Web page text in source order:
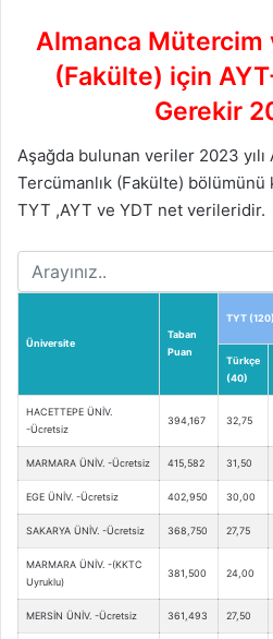
Almanca Mütercim
(Fakülte) için
Gerekir
Aşağda bulunan veriler 2023
Tercümanlık (Fakülte)
TYT ,AYT ve YDT net verileridir.
Üniversite
Taban
Puan
TYT (120)
Türkçe
(40)
HACETTEPE ÜNİV.
-Ücretsiz
394,167 32,75
MARMARA ÜNİV. -Ücretsiz 415,582 31,50
EGE ÜNİV. -Ücretsiz 402,950 30,00
SAKARYA ÜNİV. -Ücretsiz 368,750 27,75
MARMARA ÜNİV. -(KKTC
Uyruklu)
381,500 24,00
MERSİN ÜNİV. -Ücretsiz 361,493 27,50